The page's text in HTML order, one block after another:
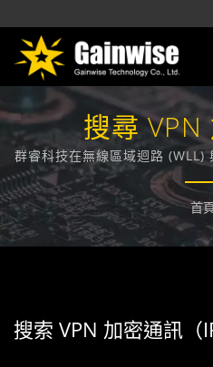
搜尋 VPN
（IPsec/
群睿科技在無線區域迴路 (WLL)
技術領先業界，在台灣，致力
相關的解
首
搜索 VPN 加密通訊（